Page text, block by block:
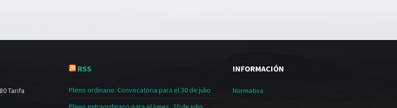
Tarifa
RSS
Pleno ordinario. Convocatoria para el 30 de julio
INFORMACIÓN
Normativa